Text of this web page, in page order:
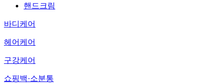
핸드크림
바디케어
헤어케어
구강케어
쇼핑백·소분통